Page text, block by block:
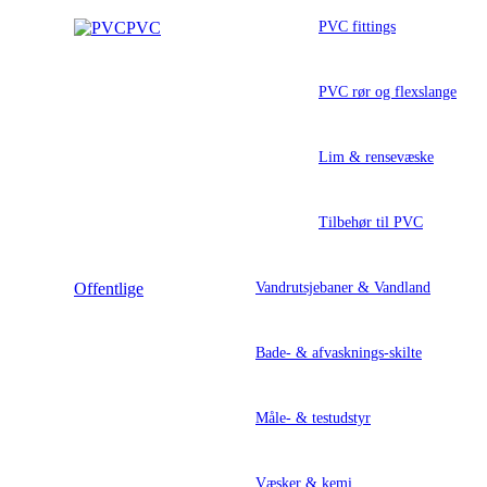
PVC PVC fittings
PVC rør og flexslange
Lim & rensevæske
Tilbehør til PVC
Offentlige Vandrutsjebaner & Vandland
Bade- & afvasknings-skilte
Måle- & testudstyr
Væsker & kemi